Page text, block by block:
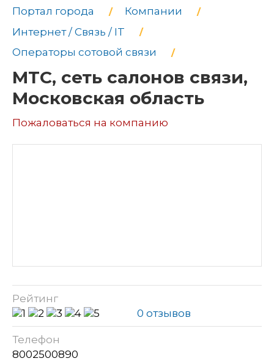
Портал города
Компании
Интернет / Связь / IT
Операторы сотовой связи
МТС, сеть салонов связи,
Московская область
Пожаловаться на компанию
Рейтинг
0 отзывов
Телефон
8002500890